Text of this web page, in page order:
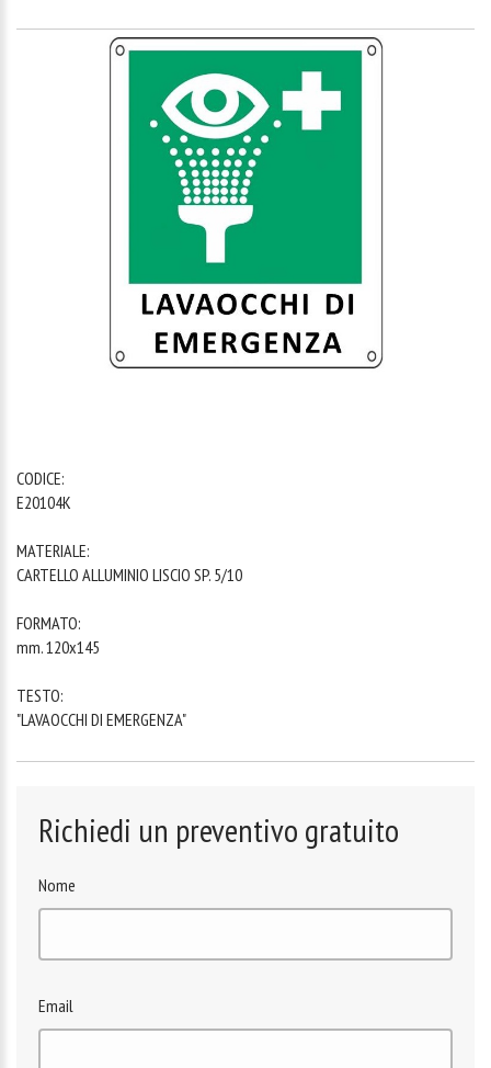
CODICE:
E20104K
MATERIALE:
CARTELLO ALLUMINIO LISCIO SP. 5/10
FORMATO:
mm. 120x145
TESTO:
"LAVAOCCHI DI EMERGENZA"
Richiedi un preventivo gratuito
Nome
Email